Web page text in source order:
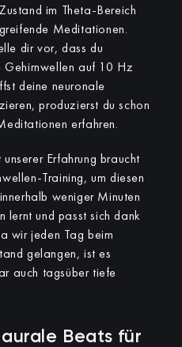
im Theta-Bereich
Meditationen.
dir vor, dass du
Gehirnwellen auf 10 Hz
deine neuronale
produzierst du schon
erfahren.
Erfahrung braucht
Training, um diesen
weniger Minuten
lernt und passt sich dank
wir jeden Tag beim
gelangen, ist es
auch tagsüber tiefe
Beats für